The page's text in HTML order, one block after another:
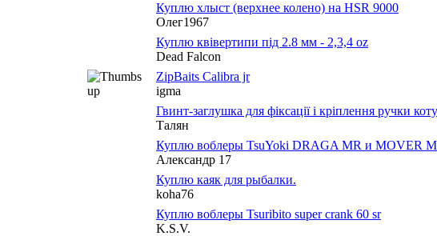
Куплю хлыст (верхнее колено) на HSR 9000
Олег1967
Куплю квівертипи під 2.8 мм - 2,3,4 oz
Dead Falcon
ZipBaits Calibra jr
igma
Гвинт-заглушка для фіксації і кріплення ручки
Талян
Куплю воблеры TsuYoki DRAGA MR и MOVER
Александр 17
Куплю каяк для рыбалки.
koha76
Куплю воблеры Tsuribito super crank 60 sr
K.S.V.